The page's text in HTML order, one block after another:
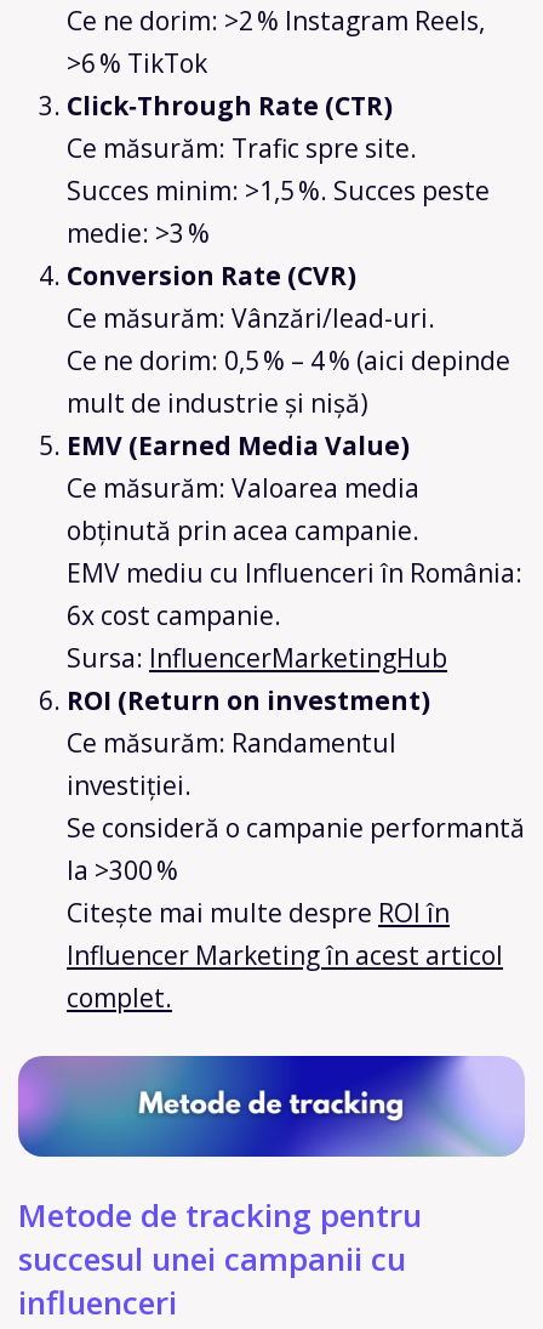
Ce ne dorim: >2 % Instagram Reels,
>6 % TikTok
Click‑Through Rate (CTR)
Ce măsurăm: Trafic spre site.
Succes minim: >1,5 %. Succes peste
medie: >3 %
Conversion Rate (CVR)
Ce măsurăm: Vânzări/lead-uri.
Ce ne dorim: 0,5 % – 4 % (aici depinde
mult de industrie și nișă)
EMV (Earned Media Value)
Ce măsurăm: Valoarea media
obținută prin acea campanie.
EMV mediu cu Influenceri în România:
6x cost campanie.
Sursa: InfluencerMarketingHub
ROI (Return on investment)
Ce măsurăm: Randamentul
investiției.
Se consideră o campanie performantă
la >300 %
Citește mai multe despre ROI în
Influencer Marketing în acest articol
complet.
Metode de tracking pentru
succesul unei campanii cu
influenceri